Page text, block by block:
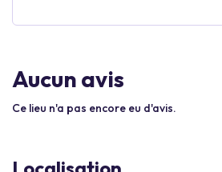
Aucun avis
Ce lieu n'a pas encore eu d'avis.